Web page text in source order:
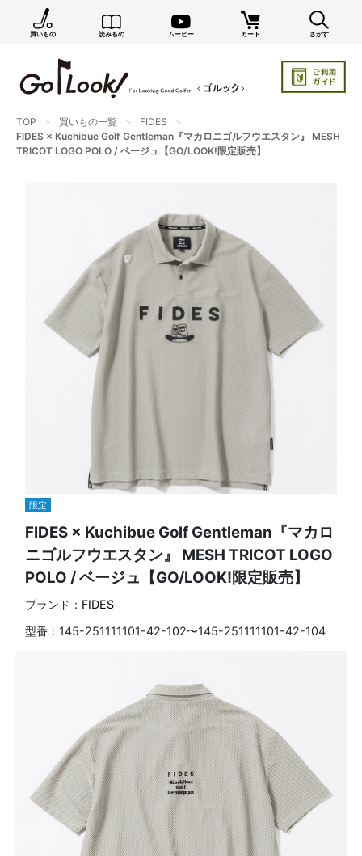
買いもの 読みもの ムービー カート さがす
TOP 買いもの一覧
FIDES
FIDES × Kuchibue Golf Gentleman『マカロニゴルフウエスタン』 MESH
TRICOT LOGO POLO / ベージュ【GO/LOOK!限定販売】
限定
FIDES × Kuchibue Golf Gentleman『マカロ
ニゴルフウエスタン』 MESH TRICOT LOGO
POLO / ベージュ【GO/LOOK!限定販売】
ブランド： FIDES
型番： 145-251111101-42-102〜145-251111101-42-104
×
GO/LOOK! からのお知らせ（受信設定）
新商品情報や編集部のオススメ、オトクな情報・買い
まだご登録でない方はぜひ！
店長ジャック厳選の新作商品情報をいち早くお届け（メルマガ）
お知らせを受け取る
いつでもメール内のリンクから配信停止できます